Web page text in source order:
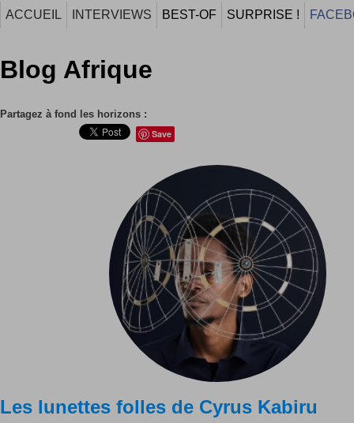
ACCUEIL INTERVIEWS BEST-OF SURPRISE !
Blog Afrique
Partagez à fond les horizons :
Save
Les lunettes folles de Cyrus Kabiru